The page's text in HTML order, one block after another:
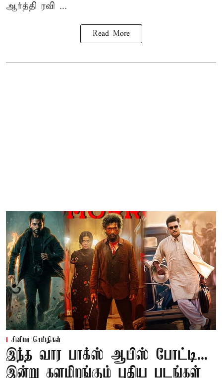
ஆர்த்தி ரவி ...
Read More
சினிமா செய்திகள்
இந்த வார பாக்ஸ் ஆபிஸ் போட்டி...
இன்று களமிறங்கும் புதிய படங்கள்